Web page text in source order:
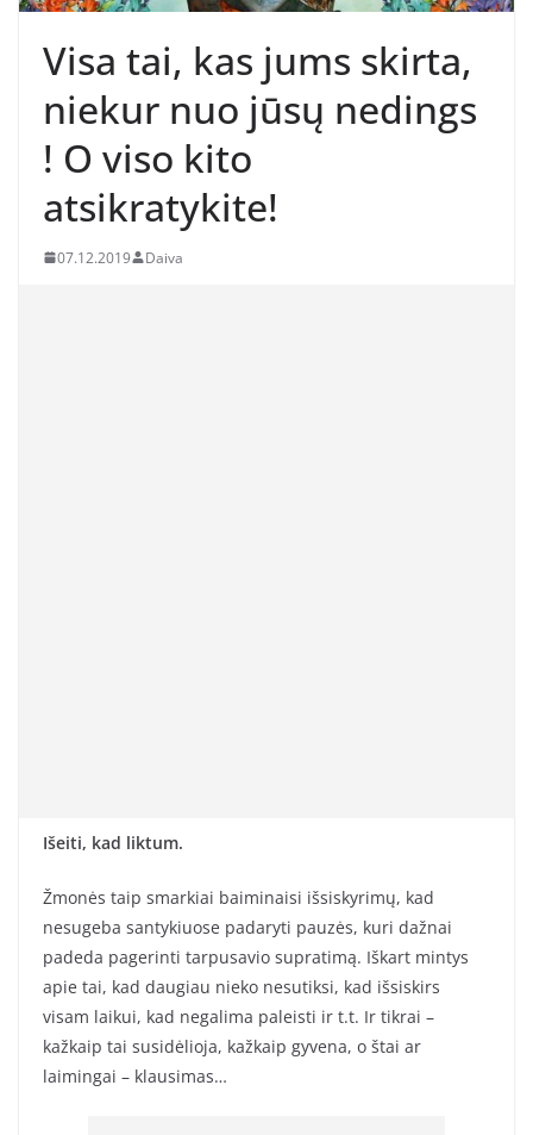
Visa tai, kas jums skirta,
niekur nuo jūsų nedings
! O viso kito
atsikratykite!
07.12.2019 Daiva
Išeiti, kad liktum.
Žmonės taip smarkiai baiminaisi išsiskyrimų, kad
nesugeba santykiuose padaryti pauzės, kuri dažnai
padeda pagerinti tarpusavio supratimą. Iškart mintys
apie tai, kad daugiau nieko nesutiksi, kad išsiskirs
visam laikui, kad negalima paleisti ir t.t. Ir tikrai –
kažkaip tai susidėlioja, kažkaip gyvena, o štai ar
laimingai – klausimas…